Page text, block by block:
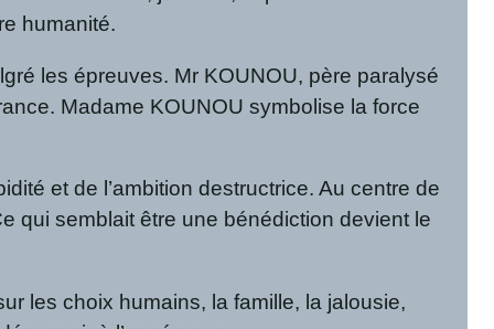
humanité.
les épreuves. Mr KOUNOU, père paralysé
Madame KOUNOU symbolise la force
et de l’ambition destructrice. Au centre de
qui semblait être une bénédiction devient le
les choix humains, la famille, la jalousie,